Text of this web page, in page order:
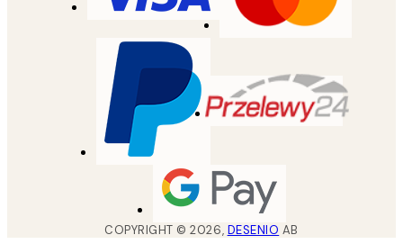
COPYRIGHT ©2026, DESENIO AB